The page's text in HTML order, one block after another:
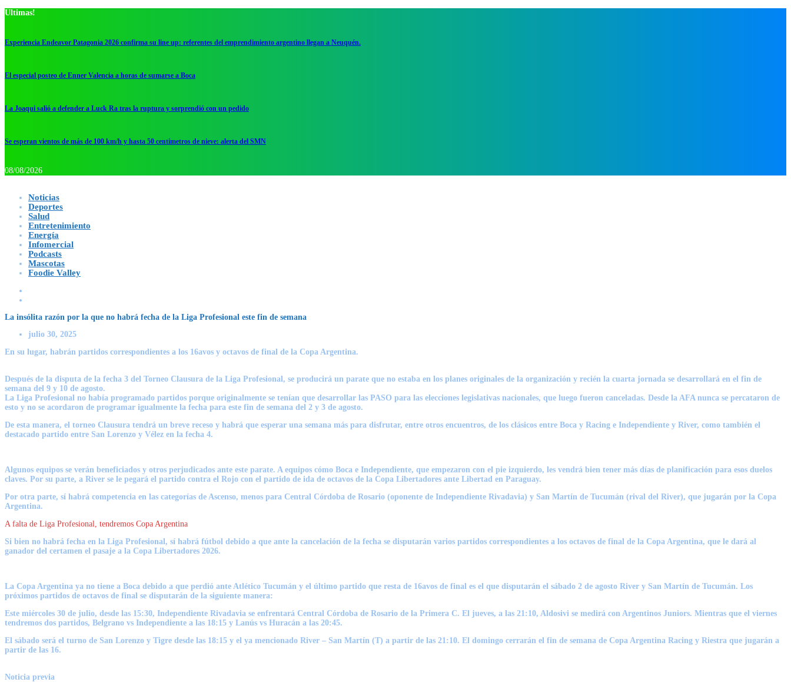
Ultimas!
Experiencia Endeavor Patagonia 2026 confirma su line up: referentes del emprendimiento argentino llegan a Neuquén.
El especial posteo de Enner Valencia a horas de sumarse a Boca
La Joaqui salió a defender a Luck Ra tras la ruptura y sorprendió con un pedido
Se esperan vientos de más de 100 km/h y hasta 50 centímetros de nieve: alerta del SMN
08/08/2026
Noticias
Deportes
Salud
Entretenimiento
Energía
Infomercial
Podcasts
Mascotas
Foodie Valley
La insólita razón por la que no habrá fecha de la Liga Profesional este fin de semana
julio 30, 2025
En su lugar, habrán partidos correspondientes a los 16avos y octavos de final de la Copa Argentina.
Después de la disputa de la fecha 3 del Torneo Clausura de la Liga Profesional, se producirá un parate que no estaba en los planes originales de la organización y recién la cuarta jornada se desarrollará en el fin de
semana del 9 y 10 de agosto.
La Liga Profesional no había programado partidos porque originalmente se tenían que desarrollar las PASO para las elecciones legislativas nacionales, que luego fueron canceladas. Desde la AFA nunca se percataron de
esto y no se acordaron de programar igualmente la fecha para este fin de semana del 2 y 3 de agosto.
De esta manera, el torneo Clausura tendrá un breve receso y habrá que esperar una semana más para disfrutar, entre otros encuentros, de los clásicos entre Boca y Racing e Independiente y River, como también el
destacado partido entre San Lorenzo y Vélez en la fecha 4.
Algunos equipos se verán beneficiados y otros perjudicados ante este parate. A equipos cómo Boca e Independiente, que empezaron con el pie izquierdo, les vendrá bien tener más días de planificación para esos duelos
claves. Por su parte, a River se le pegará el partido contra el Rojo con el partido de ida de octavos de la Copa Libertadores ante Libertad en Paraguay.
Por otra parte, sí habrá competencia en las categorías de Ascenso, menos para Central Córdoba de Rosario (oponente de Independiente Rivadavia) y San Martín de Tucumán (rival del River), que jugarán por la Copa
Argentina.
A falta de Liga Profesional, tendremos Copa Argentina
Si bien no habrá fecha en la Liga Profesional , sí habrá fútbol debido a que ante la cancelación de la fecha se disputarán varios partidos correspondientes a los octavos de final de la Copa Argentina, que le dará al
ganador del certamen el pasaje a la Copa Libertadores 2026.
La Copa Argentina ya no tiene a Boca debido a que perdió ante Atlético Tucumán y el último partido que resta de 16avos de final es el que disputarán el sábado 2 de agosto River y San Martín de Tucumán. Los
próximos partidos de octavos de final se disputarán de la siguiente manera:
Este miércoles 30 de julio, desde las 15:30, Independiente Rivadavia se enfrentará Central Córdoba de Rosario de la Primera C. El jueves, a las 21:10, Aldosivi se medirá con Argentinos Juniors. Mientras que el viernes
tendremos dos partidos, Belgrano vs Independiente a las 18:15 y Lanús vs Huracán a las 20:45.
El sábado será el turno de San Lorenzo y Tigre desde las 18:15 y el ya mencionado River – San Martín (T) a partir de las 21:10. El domingo cerrarán el fin de semana de Copa Argentina Racing y Riestra que jugarán a
partir de las 16.
Noticia previa